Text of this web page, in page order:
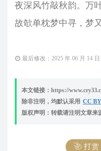
夜深风竹敲秋韵。万
故欹单枕梦中寻，梦
最后修改：2025 年 06 月 14 日
本文链接：https://
除非注明，均默认采用 CC
版权声明：转载请注明文章来
打赏